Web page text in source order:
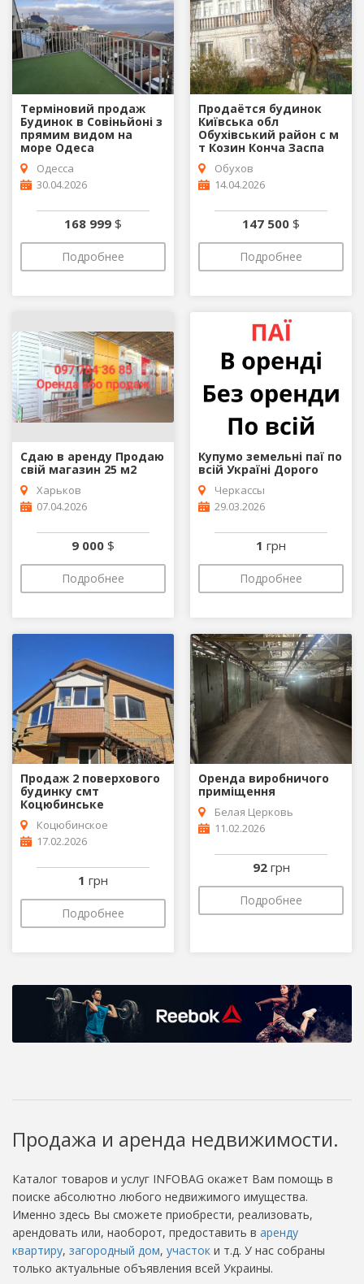
Терміновий продаж
Будинок в Совіньйоні з
прямим видом на
море Одеса
Одесса
30.04.2026
168 999 $
Подробнее
Продаётся будинок
Київська обл
Обухівський район с м
т Козин Конча Заспа
Обухов
14.04.2026
147 500 $
Подробнее
Сдаю в аренду Продаю
свій магазин 25 м2
Харьков
07.04.2026
9 000 $
Подробнее
Купумо земельні паї по
всій Україні Дорого
Черкассы
29.03.2026
1 грн
Подробнее
Продаж 2 поверхового
будинку смт
Коцюбинське
Коцюбинское
17.02.2026
1 грн
Подробнее
Оренда виробничого
приміщення
Белая Церковь
11.02.2026
92 грн
Подробнее
Продажа и аренда недвижимости.
Каталог товаров и услуг INFOBAG окажет Вам помощь в
поиске абсолютно любого недвижимого имущества.
Именно здесь Вы сможете приобрести, реализовать,
арендовать или, наоборот, предоставить в аренду
квартиру, загородный дом, участок и т.д. У нас собраны
только актуальные объявления всей Украины.